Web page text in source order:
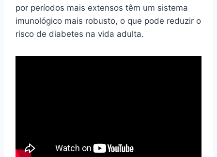
por períodos mais extensos têm um sistema
imunológico mais robusto, o que pode reduzir o
risco de diabetes na vida adulta.